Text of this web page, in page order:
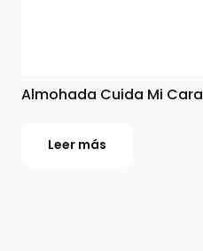
Almohada Cuida Mi Cara
Leer más